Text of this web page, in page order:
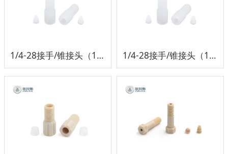
1/4-28接手/锥接头（1/16管） 1/4-28接手/锥接头（1/8管）